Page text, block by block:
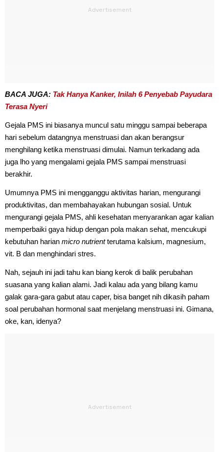
BACA JUGA: Tak Hanya Kanker, Inilah 6 Penyebab Payudara
Terasa Nyeri
Gejala PMS ini biasanya muncul satu minggu sampai beberapa
hari sebelum datangnya menstruasi dan akan berangsur
menghilang ketika menstruasi dimulai. Namun terkadang ada
juga lho yang mengalami gejala PMS sampai menstruasi
berakhir.
Umumnya PMS ini mengganggu aktivitas harian, mengurangi
produktivitas, dan membahayakan hubungan sosial. Untuk
mengurangi gejala PMS, ahli kesehatan menyarankan agar kalian
memperbaiki gaya hidup dengan pola makan sehat, mencukupi
kebutuhan harian micro nutrientterutama kalsium, magnesium,
vit. B dan menghindari stres.
Nah, sejauh ini jadi tahu kan biang kerok di balik perubahan
suasana yang kalian alami. Jadi kalau ada yang bilang kamu
galak gara-gara gabut atau caper, bisa banget nih dikasih paham
soal perubahan hormonal saat menjelang menstruasi ini. Gimana,
oke, kan, idenya?